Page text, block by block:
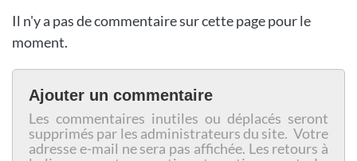
Il n'y a pas de commentaire sur cette page pour le
moment.
Ajouter un commentaire
Les commentaires inutiles ou déplacés seront
supprimés par les administrateurs du site. Votre
adresse e-mail ne sera pas affichée. Les retours à